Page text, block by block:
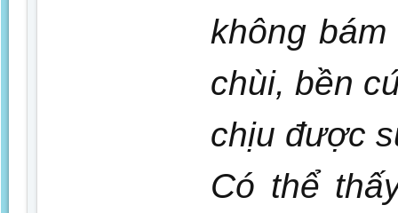
không
chùi, bền
chịu được
Có thể